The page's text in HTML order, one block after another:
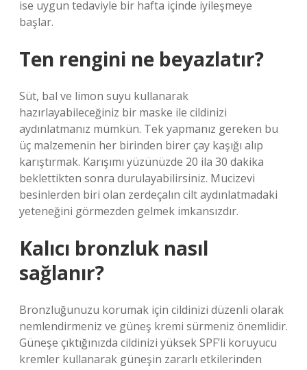
ise uygun tedaviyle bir hafta içinde iyileşmeye
başlar.
Ten rengini ne beyazlatır?
Süt, bal ve limon suyu kullanarak
hazırlayabileceğiniz bir maske ile cildinizi
aydınlatmanız mümkün. Tek yapmanız gereken bu
üç malzemenin her birinden birer çay kaşığı alıp
karıştırmak. Karışımı yüzünüzde 20 ila 30 dakika
beklettikten sonra durulayabilirsiniz. Mucizevi
besinlerden biri olan zerdeçalın cilt aydınlatmadaki
yeteneğini görmezden gelmek imkansızdır.
Kalıcı bronzluk nasıl
sağlanır?
Bronzluğunuzu korumak için cildinizi düzenli olarak
nemlendirmeniz ve güneş kremi sürmeniz önemlidir.
Güneşe çıktığınızda cildinizi yüksek SPF’li koruyucu
kremler kullanarak güneşin zararlı etkilerinden